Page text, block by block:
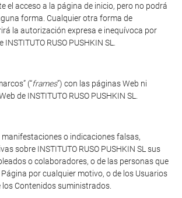
el acceso a la página de inicio, pero no podrá
forma. Cualquier otra forma de
la autorización expresa e inequívoca por
RUSO PUSHKIN SL.
(“frames”) con las páginas Web ni
de INSTITUTO RUSO PUSHKIN SL.
o indicaciones falsas,
sobre INSTITUTO RUSO PUSHKIN SL sus
o colaboradores, o de las personas que
por cualquier motivo, o de los Usuarios
los Contenidos suministrados.